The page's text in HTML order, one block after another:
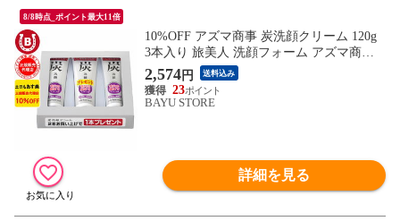
8/8時点_ポイント最大11倍
10%OFF アズマ商事 炭洗顔クリーム 120g
3本入り 旅美人 洗顔フォーム アズマ商事
洗顔 毛穴汚れ 小鼻 黒ずみ アズマ商事 ス
キンケア 旅美人洗顔 旅美人洗顔クリーム
炭 アズマ商事洗顔フォーム アズマ商事洗
2,574円 送料込み
23
BAYU STORE
詳細を見る